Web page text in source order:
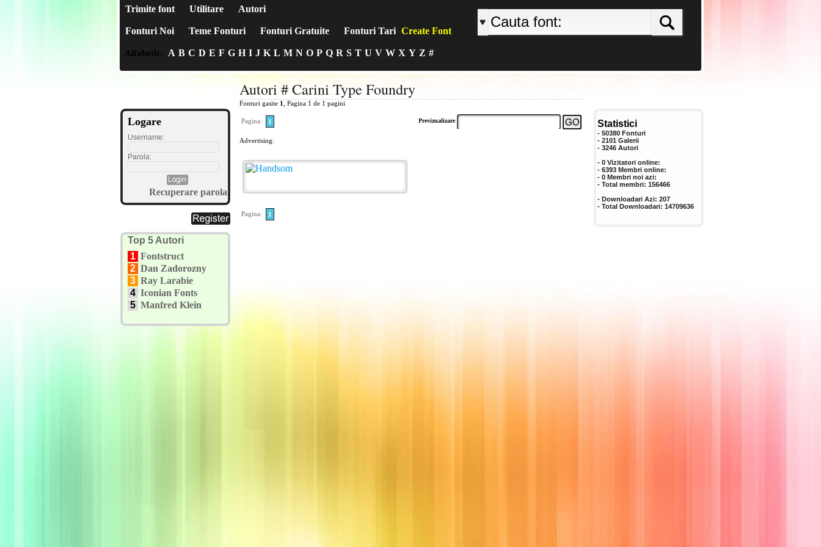
Trimite font Utilitare Autori
Fonturi Noi Teme Fonturi Fonturi Gratuite Fonturi Tari Create Font
Alfabetic: A B C D E F G H I J K L M N O P Q R S T U V W X Y Z #
Logare
Username:
Parola:
Recuperare parola
Top 5 Autori
1 Fontstruct
2 Dan Zadorozny
3 Ray Larabie
4 Iconian Fonts
5 Manfred Klein
Autori # Carini Type Foundry
Fonturi gasite 1 , Pagina 1 de 1 pagini
Pagina: 1 Previzualizare
Advertising:
Pagina: 1
Statistici
- 50380 Fonturi
- 2101 Galerii
- 3246 Autori
- 0 Vizitatori online:
- 6393 Membri online:
- 0 Membri noi azi:
- Total membri: 156466
- Downloadari Azi: 207
- Total Downloadari: 14709636